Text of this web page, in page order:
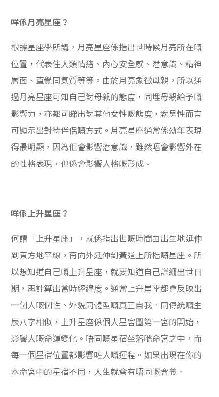
咩係月亮星座？
根據星座學所講，月亮星座係指出世時候月亮所在嘅
位置，代表住人類情緒、內心安全感、潛意識、精神
層面、直覺同氣質等等。由於月亮象徵母親，所以通
過月亮星座可知自己對母親的態度，同埋母親給予嘅
影響力，亦都可睇出對其他女性嘅態度，對男性而言
可顯示出對待伴侶嘅方式。月亮星座通常係幼年表現
得最明顯，因為佢會影響潛意識，雖然唔會影響外在
的性格表現，但係會影響人格嘅形成。
咩係上升星座？
何謂「上升星座」，就係指出世嘅時間由出生地延伸
到東方地平線，再向外延伸到黃道上所指嘅星座。所
以想知道自己嘅上升星座，就要知道自己詳細出世日
期，再計算出當時經緯度。通常上升星座都會反映出
一個人嘅個性、外貌同體型嘅真正自我。同傳統嘅生
辰八字相似，上升星座係個人星宮圖第一宮的開始，
影響人嘅命運變化。唔同嘅星宿坐落喺命宮之中，而
每一個星宿位置都影響咗人嘅運程。如果出現在你的
本命宮中的星宿不同，人生就會有唔同嘅含義。